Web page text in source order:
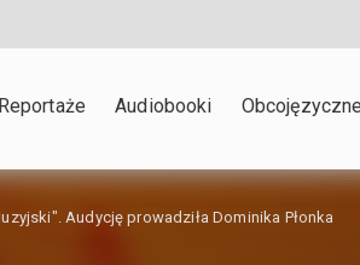
Reportaże Audiobooki Obcojęzyczne
Audycję prowadziła Dominika Płonka